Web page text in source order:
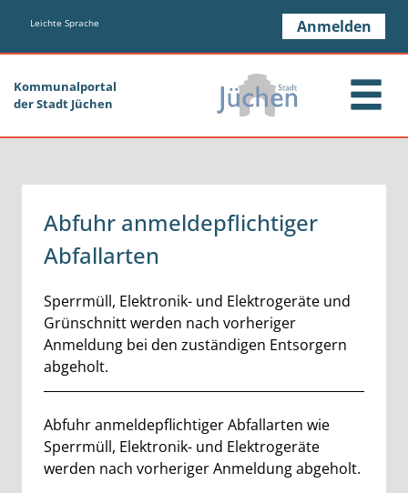
Zum Hauptinhalt springen
Leichte Sprache Anmelden
Kommunalportal
der Stadt Jüchen
Abfuhr anmeldepflichtiger
Abfallarten
Kurzbeschreibung
Sperrmüll, Elektronik- und Elektrogeräte und
Grünschnitt werden nach vorheriger
Anmeldung bei den zuständigen Entsorgern
abgeholt.
Beschreibung
Abfuhr anmeldepflichtiger Abfallarten wie
Sperrmüll, Elektronik- und Elektrogeräte
werden nach vorheriger Anmeldung abgeholt.